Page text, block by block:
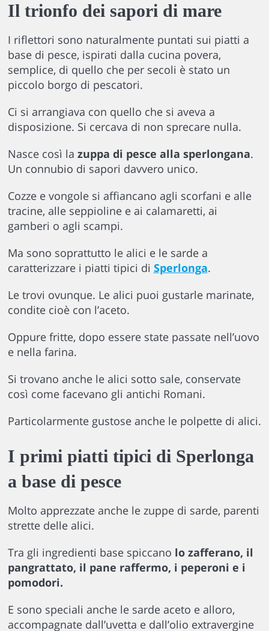
Il trionfo dei sapori di mare
I riflettori sono naturalmente puntati sui piatti a
base di pesce, ispirati dalla cucina povera,
semplice, di quello che per secoli è stato un
piccolo borgo di pescatori.
Ci si arrangiava con quello che si aveva a
disposizione. Si cercava di non sprecare nulla.
Nasce così la zuppa di pesce alla sperlongana.
Un connubio di sapori davvero unico.
Cozze e vongole si affiancano agli scorfani e alle
tracine, alle seppioline e ai calamaretti, ai
gamberi o agli scampi.
Ma sono soprattutto le alici e le sarde a
caratterizzare i piatti tipici di Sperlonga.
Le trovi ovunque. Le alici puoi gustarle marinate,
condite cioè con l’aceto.
Oppure fritte, dopo essere state passate nell’uovo
e nella farina.
Si trovano anche le alici sotto sale, conservate
così come facevano gli antichi Romani.
Particolarmente gustose anche le polpette di alici.
I primi piatti tipici di Sperlonga
a base di pesce
Molto apprezzate anche le zuppe di sarde, parenti
strette delle alici.
Tra gli ingredienti base spiccano lo zafferano, il
pangrattato, il pane raffermo, i peperoni e i
pomodori.
E sono speciali anche le sarde aceto e alloro,
accompagnate dall’uvetta e dall’olio extravergine